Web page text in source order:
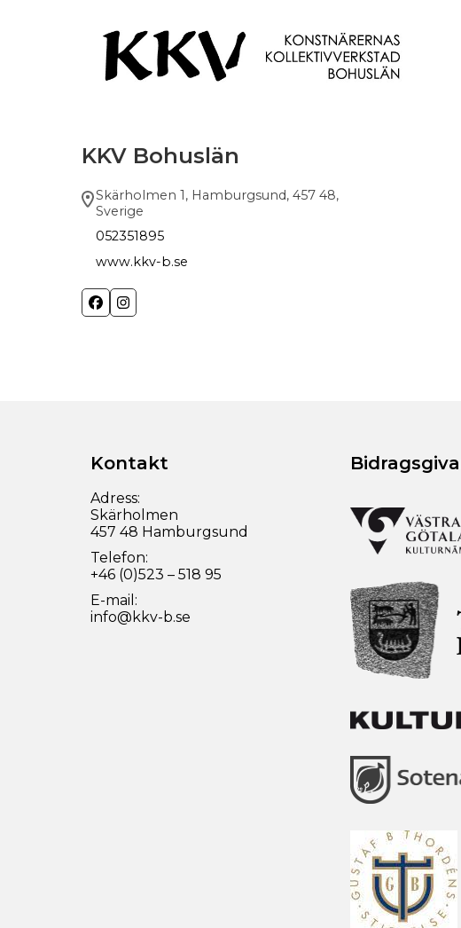
KKV Bohuslän
Skärholmen 1, Hamburgsund, 457 48,
Sverige
052351895
www.kkv-b.se
Kontakt
Adress:
Skärholmen
457 48 Hamburgsund
Telefon:
+46 (0)523 – 518 95
E-mail:
info@kkv-b.se